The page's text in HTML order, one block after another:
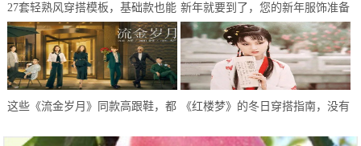
27套轻熟风穿搭模板，基础款也能
简约不单调，冬末初春就这样穿
新年就要到了，您的新年服饰准备
好了吗？
这些《流金岁月》同款高跟鞋，都
《红楼梦》的冬日穿搭指南，没有